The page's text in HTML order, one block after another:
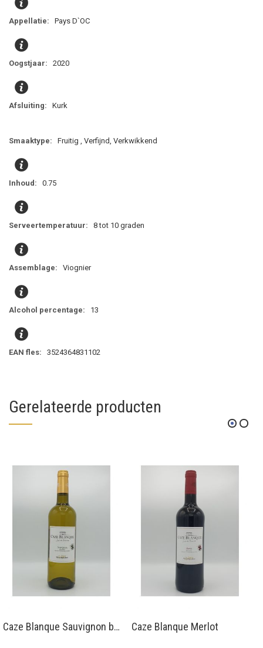
Pays D`OC
2020
Kurk
Fruitig , Verfijnd, Verkwikkend
0.75
8 tot 10 graden
Viognier
13
3524364831102
Gerelateerde producten
Caze Blanque Sauvignon blanc Caze Blanque Merlot